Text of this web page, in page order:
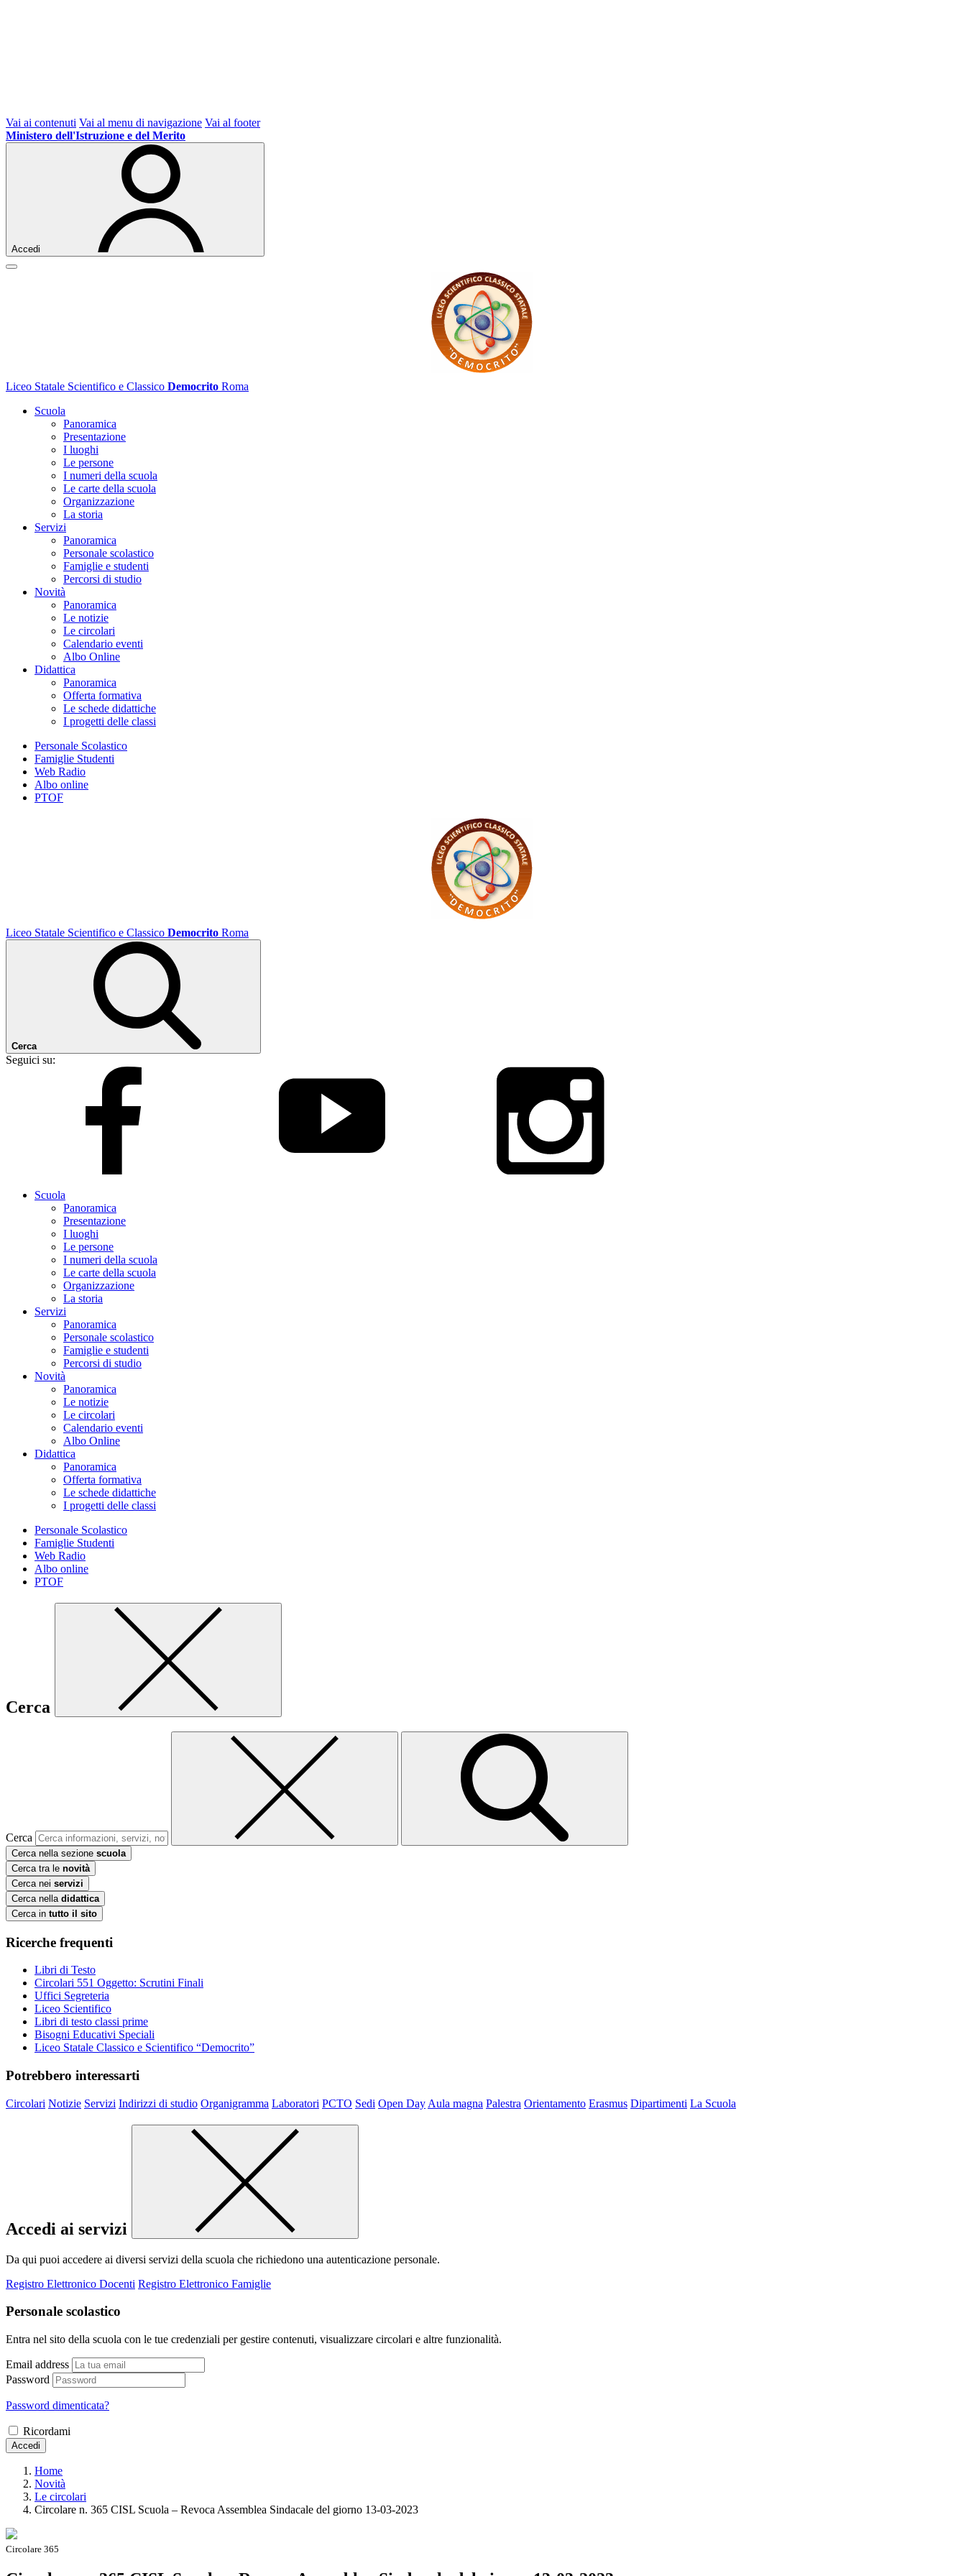
Vai ai contenuti Vai al menu di navigazione Vai al footer
Ministero dell'Istruzione e del Merito
Accedi
Liceo Statale Scientifico e Classico Democrito Roma
Scuola
Panoramica
Presentazione
I luoghi
Le persone
I numeri della scuola
Le carte della scuola
Organizzazione
La storia
Servizi
Panoramica
Personale scolastico
Famiglie e studenti
Percorsi di studio
Novità
Panoramica
Le notizie
Le circolari
Calendario eventi
Albo Online
Didattica
Panoramica
Offerta formativa
Le schede didattiche
I progetti delle classi
Personale Scolastico
Famiglie Studenti
Web Radio
Albo online
PTOF
Liceo Statale Scientifico e Classico Democrito Roma
Cerca
Seguici su:
Scuola
Panoramica
Presentazione
I luoghi
Le persone
I numeri della scuola
Le carte della scuola
Organizzazione
La storia
Servizi
Panoramica
Personale scolastico
Famiglie e studenti
Percorsi di studio
Novità
Panoramica
Le notizie
Le circolari
Calendario eventi
Albo Online
Didattica
Panoramica
Offerta formativa
Le schede didattiche
I progetti delle classi
Personale Scolastico
Famiglie Studenti
Web Radio
Albo online
PTOF
Cerca
Cerca
Cerca nella sezione scuola
Cerca tra le novità
Cerca nei servizi
Cerca nella didattica
Cerca in tutto il sito
Ricerche frequenti
Libri di Testo
Circolari 551 Oggetto: Scrutini Finali
Uffici Segreteria
Liceo Scientifico
Libri di testo classi prime
Bisogni Educativi Speciali
Liceo Statale Classico e Scientifico “Democrito”
Potrebbero interessarti
Circolari Notizie Servizi Indirizzi di studio Organigramma Laboratori PCTO Sedi Open Day Aula magna Palestra Orientamento Erasmus Dipartimenti La Scuola
Accedi ai servizi
Da qui puoi accedere ai diversi servizi della scuola che richiedono una autenticazione personale.
Registro Elettronico Docenti Registro Elettronico Famiglie
Personale scolastico
Entra nel sito della scuola con le tue credenziali per gestire contenuti, visualizzare circolari e altre funzionalità.
Email address
Password
Password dimenticata?
Ricordami
Accedi
Home
Novità
Le circolari
Circolare n. 365 CISL Scuola – Revoca Assemblea Sindacale del giorno 13-03-2023
Circolare 365